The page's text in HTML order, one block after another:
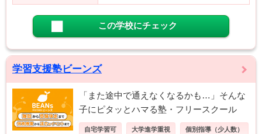
この学校にチェック
学習支援塾ビーンズ
「また途中で通えなくなるかも…」そんな
子にピタッとハマる塾・フリースクール
自宅学習可 大学進学重視 個別指導（少人数）